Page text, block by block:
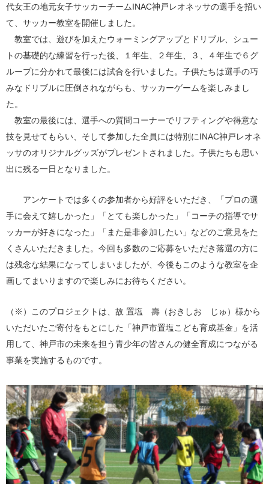
代女王の地元女子サッカーチームINAC神戸レオネッサの選手を招い
て、サッカー教室を開催しました。
教室では、遊びを加えたウォーミングアップとドリブル、シュー
トの基礎的な練習を行った後、１年生、２年生、３、４年生で６グ
ループに分かれて最後には試合を行いました。子供たちは選手の巧
みなドリブルに圧倒されながらも、サッカーゲームを楽しみまし
た。
教室の最後には、選手への質問コーナーでリフティングや得意な
技を見せてもらい、そして参加した全員には特別にINAC神戸レオネ
ッサのオリジナルグッズがプレゼントされました。子供たちも思い
出に残る一日となりました。
アンケートでは多くの参加者から好評をいただき、「プロの選
手に会えて嬉しかった」「とても楽しかった」「コーチの指導でサ
ッカーが好きになった」「また是非参加したい」などのご意見をた
くさんいただきました。今回も多数のご応募をいただき落選の方に
は残念な結果になってしまいましたが、今後もこのような教室を企
画してまいりますので楽しみにお待ちください。
（※）このプロジェクトは、故 置塩 壽（おきしお じゅ）様から
いただいたご寄付をもとにした「神戸市置塩こども育成基金」を活
用して、神戸市の未来を担う青少年の皆さんの健全育成につながる
事業を実施するものです。